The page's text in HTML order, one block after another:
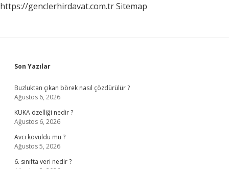
https://genclerhirdavat.com.trSitemap
Sidebar
Son Yazılar
Buzluktan çıkan börek nasıl çözdürülür ?
Ağustos 6, 2026
KUKA özelliği nedir ?
Ağustos 6, 2026
Avcı kovuldu mu ?
Ağustos 5, 2026
6. sınıfta veri nedir ?